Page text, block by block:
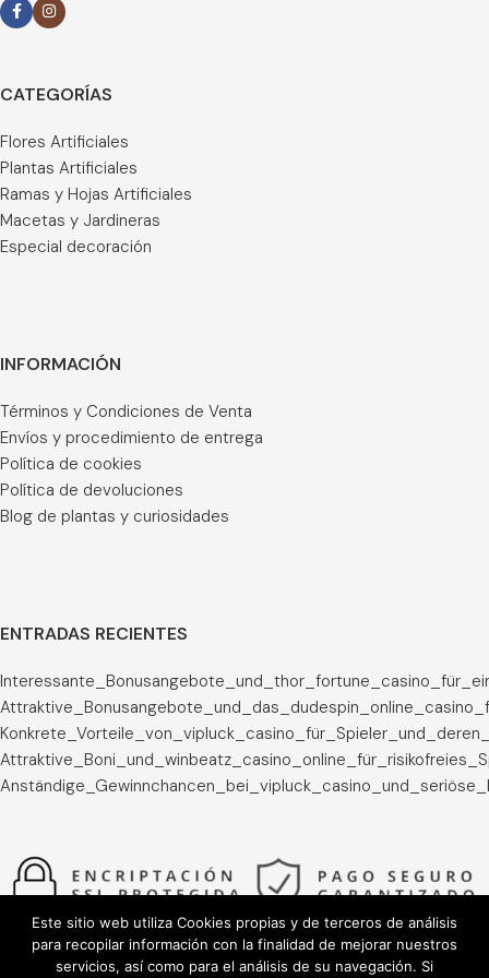
CATEGORÍAS
Flores Artificiales
Plantas Artificiales
Ramas y Hojas Artificiales
Macetas y Jardineras
Especial decoración
INFORMACIÓN
Términos y Condiciones de Venta
Envíos y procedimiento de entrega
Política de cookies
Política de devoluciones
Blog de plantas y curiosidades
ENTRADAS RECIENTES
Este sitio web utiliza Cookies propias y de terceros de análisis
para recopilar información con la finalidad de mejorar nuestros
servicios, así como para el análisis de su navegación. Si